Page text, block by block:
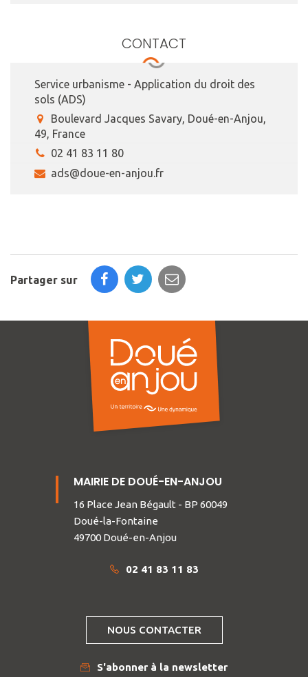
CONTACT
Service urbanisme - Application du droit des
sols (ADS)
Boulevard Jacques Savary, Doué-en-Anjou,
49, France
02 41 83 11 80
ads@doue-en-anjou.fr
Partager sur
MAIRIE DE DOUÉ-EN-ANJOU
16 Place Jean Bégault - BP 60049
Doué-la-Fontaine
49700 Doué-en-Anjou
02 41 83 11 83
NOUS CONTACTER
S'abonner à la newsletter